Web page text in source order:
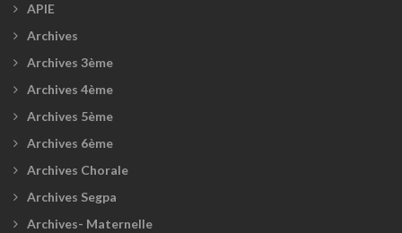
APIE
Archives
Archives 3ème
Archives 4ème
Archives 5ème
Archives 6ème
Archives Chorale
Archives Segpa
Archives- Maternelle